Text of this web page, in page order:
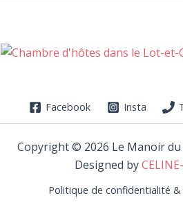
Facebook Insta
Copyright © 2026 Le Manoir
Designed by
Politique de confidentialité